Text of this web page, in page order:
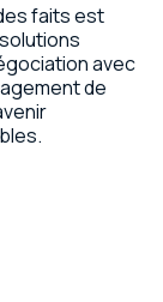
faits est
avec
de